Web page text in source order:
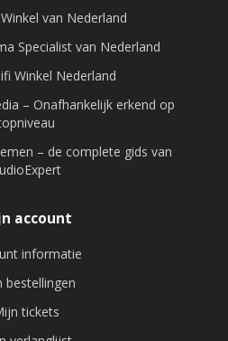
van Nederland
Specialist van Nederland
Winkel Nederland
– Onafhankelijk erkend op
– de complete gids van
account
informatie
bestellingen
tickets